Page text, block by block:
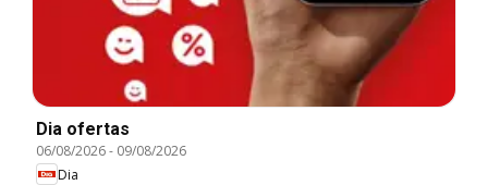
Dia ofertas
06/08/2026- 09/08/2026
Dia